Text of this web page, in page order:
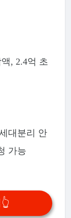
, 2.4억 초
대분리 안
가능